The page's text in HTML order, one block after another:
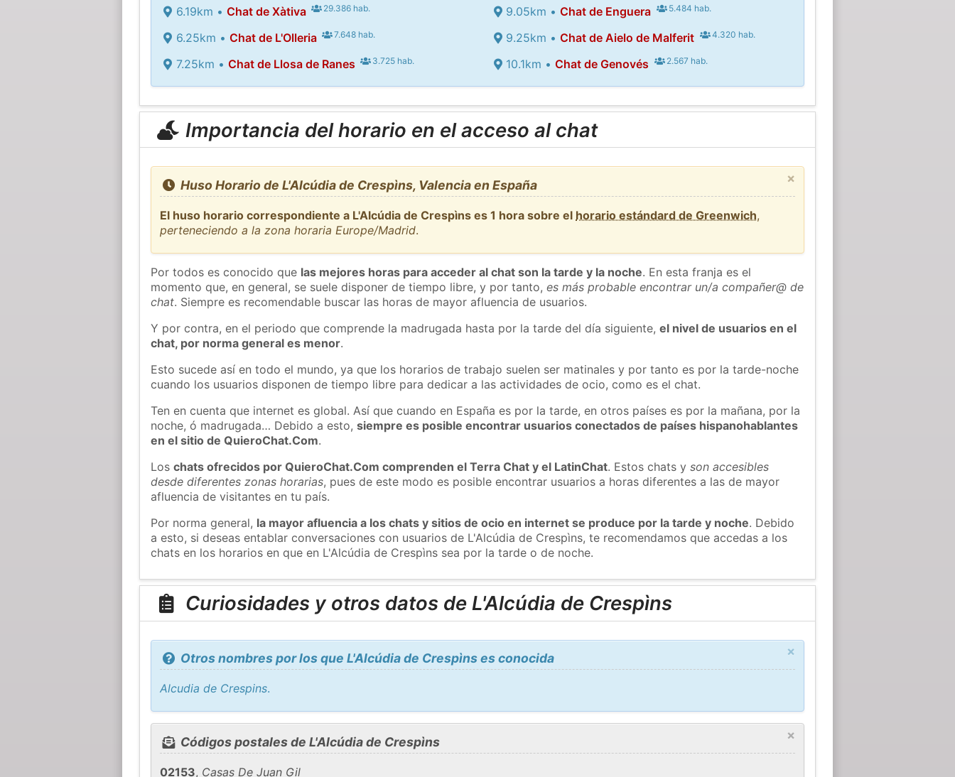
6.19km • Chat de Xàtiva 29.386 hab.
6.25km • Chat de L'Olleria 7.648 hab.
7.25km • Chat de Llosa de Ranes 3.725 hab.
9.05km •Chat de Enguera 5.484 hab.
9.25km •Chat de Aielo de Malferit 4.320 hab.
10.1km •Chat de Genovés 2.567 hab.
Importancia del horario en el acceso al chat
×
Huso Horario de L'Alcúdia de Crespìns, Valencia en España
El huso horario correspondiente a L'Alcúdia de Crespìns es 1 hora sobre el horario estándard de Greenwich,
perteneciendo a la zona horaria Europe/Madrid.
Por todos es conocido que las mejores horas para acceder al chat son la tarde y la noche. En esta franja es el
momento que, en general, se suele disponer de tiempo libre, y por tanto,es más probable encontrar un/a compañer@ de
chat. Siempre es recomendable buscar las horas de mayor afluencia de usuarios.
Y por contra, en el periodo que comprende la madrugada hasta por la tarde del día siguiente,el nivel de usuarios en el
chat, por norma general es menor.
Esto sucede así en todo el mundo, ya que los horarios de trabajo suelen ser matinales y por tanto es por la tarde-noche
cuando los usuarios disponen de tiempo libre para dedicar a las actividades de ocio, como es el chat.
Ten en cuenta que internet es global. Así que cuando en España es por la tarde, en otros países es por la mañana, por la
noche, ó madrugada… Debido a esto,siempre es posible encontrar usuarios conectados de países hispanohablantes
en el sitio de QuieroChat.Com.
Loschats ofrecidos por QuieroChat.Com comprenden el Terra Chat y el LatinChat. Estos chats yson accesibles
desde diferentes zonas horarias, pues de este modo es posible encontrar usuarios a horas diferentes a las de mayor
afluencia de visitantes en tu país.
Por norma general, la mayor afluencia a los chats y sitios de ocio en internet se produce por la tarde y noche. Debido
a esto, si deseas entablar conversaciones con usuarios de L'Alcúdia de Crespìns, te recomendamos que accedas a los
chats en los horarios en que en L'Alcúdia de Crespìns sea por la tarde o de noche.
Curiosidades y otros datos de L'Alcúdia de Crespìns
×
Otros nombres por los que L'Alcúdia de Crespìns es conocida
Alcudia de Crespins.
×
Códigos postales de L'Alcúdia de Crespìns
02153, Casas De Juan Gil